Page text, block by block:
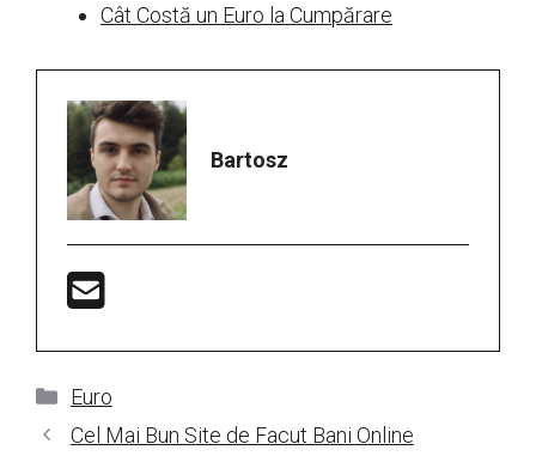
Cât Costă un Euro la Cumpărare
Bartosz
Categorii
Euro
Cel Mai Bun Site de Facut Bani Online